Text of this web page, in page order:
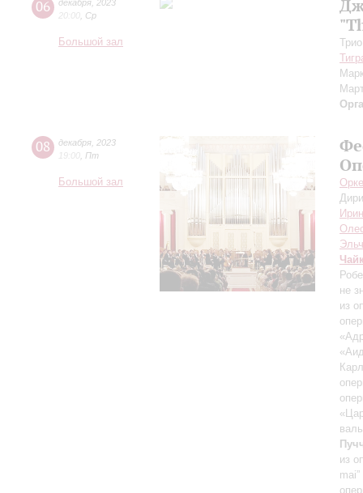
06 декабря 2023
20:00 Ср
Большой зал
08 декабря 2023
19:00 Пт
Большой зал
не
из
из